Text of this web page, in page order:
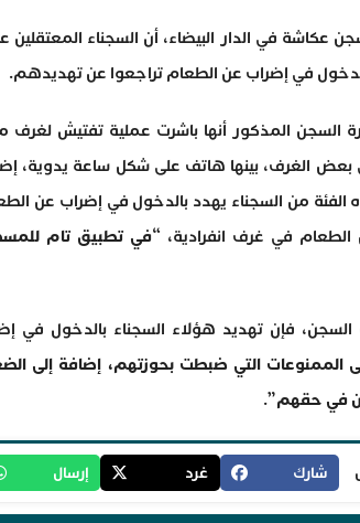
عكاشة في الدار البيضاء، أن السجناء
في إضراب عن الطعام تراجعوا عن تهديدهم.
السجن المذكور أنها باشرت عملية تفتيش
الغرف، بينها هاتف على شكل ساعة يدوية،
من السجناء يهدد بالدخول في إضراب عن
الطعام في غرف انفرادية، “في تطبيق تام
فإن تهديد هؤلاء السجناء بالدخول في
الممنوعات التي ضبطت بحوزتهم، إضافة إلى
في حقهم”.
شارك غرد إرسال